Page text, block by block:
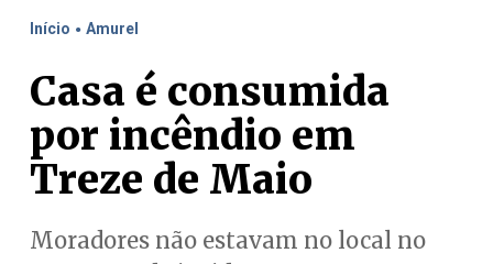
Início . Amurel
Casa é consumida
por incêndio em
Treze de Maio
Moradores não estavam no local no